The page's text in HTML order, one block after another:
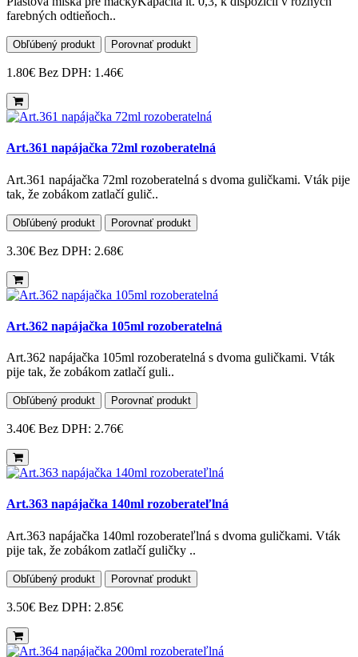
farebných odtieňoch..
Obľúbený produkt Porovnať produkt
1.80€ Bez DPH: 1.46€
Art.361 napájačka 72ml rozoberatelná
Art.361 napájačka 72ml rozoberatelná s dvoma guličkami. Vták pije
tak, že zobákom zatlačí gulič..
Obľúbený produkt Porovnať produkt
3.30€ Bez DPH: 2.68€
Art.362 napájačka 105ml rozoberatelná
Art.362 napájačka 105ml rozoberatelná s dvoma guličkami. Vták
pije tak, že zobákom zatlačí guli..
Obľúbený produkt Porovnať produkt
3.40€ Bez DPH: 2.76€
Art.363 napájačka 140ml rozoberateľlná
Art.363 napájačka 140ml rozoberateľlná s dvoma guličkami. Vták
pije tak, že zobákom zatlačí guličky ..
Obľúbený produkt Porovnať produkt
3.50€ Bez DPH: 2.85€